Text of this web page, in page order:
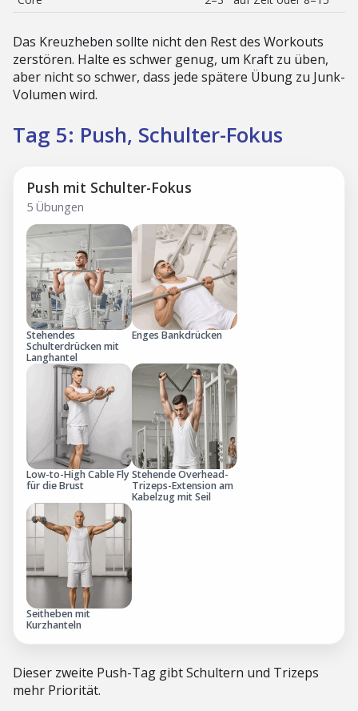
Das Kreuzheben sollte nicht den Rest des Workouts
zerstören. Halte es schwer genug, um Kraft zu üben,
aber nicht so schwer, dass jede spätere Übung zu Junk-
Volumen wird.
Tag 5: Push, Schulter-Fokus
Push mit Schulter-Fokus
5 Übungen
Stehendes
Schulterdrücken mit
Langhantel
Enges Bankdrücken
Low-to-High Cable Fly
für die Brust
Stehende Overhead-
Trizeps-Extension am
Kabelzug mit Seil
Seitheben mit
Kurzhanteln
Dieser zweite Push-Tag gibt Schultern und Trizeps
mehr Priorität.